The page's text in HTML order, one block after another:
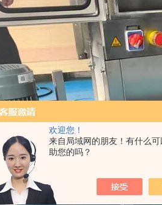
欢迎您！
来自局域网的朋友！有什么可
助您的吗？